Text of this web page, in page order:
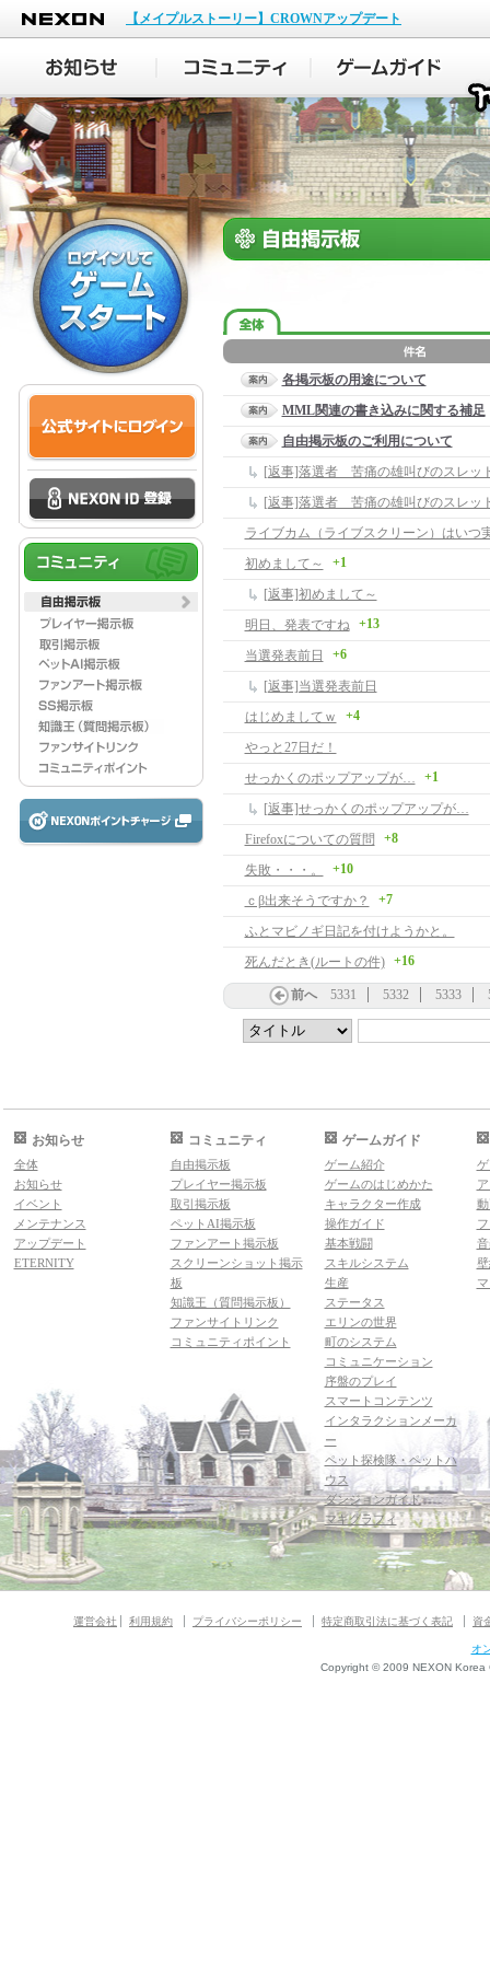
NEXON
【メイプルストーリー】CROWNアップデート
各掲示板の用途について
MML関連の書き込みに関する補足
自由掲示板のご利用について
[返事]落選者 苦痛の雄叫びのスレッ
[返事]落選者 苦痛の雄叫びのスレッ
初めまして～ +1
[返事]初めまして～
明日、発表ですね
+13
当選発表前日 +6
[返事]当選発表前日
はじめましてｗ
+4
やっと27日だ！
せっかくのポップアップが…
+1
[返事]せっかくのポップアップが…
Firefoxについての質問
+8
失敗・・・。 +10
ｃβ出来そうですか？ +7
ふとマビノギ日記を付けようかと。
死んだとき(ルートの件)
+16
前へ 5331 5332 5333
お知らせ
全体
お知らせ
イベント
メンテナンス
アップデート
ETERNITY
コミュニティ
自由掲示板
プレイヤー掲示板
取引掲示板
ペットAI掲示板
ファンアート掲示板
スクリーンショット掲示
板
知識王（質問掲示板）
ファンサイトリンク
コミュニティポイント
ゲームガイド
ゲーム紹介
ゲームのはじめかた
キャラクター作成
操作ガイド
基本戦闘
スキルシステム
生産
ステータス
エリンの世界
町のシステム
コミュニケーション
序盤のプレイ
スマートコンテンツ
インタラクションメーカ
ー
ペット探検隊・ペットハ
ウス
ダンジョンガイド
マギグラフィ
運営会社 利用規約 プライバシーポリシー 特定商取引法に基づく表記 資
オ
Copyright © 2009 NEXON Korea